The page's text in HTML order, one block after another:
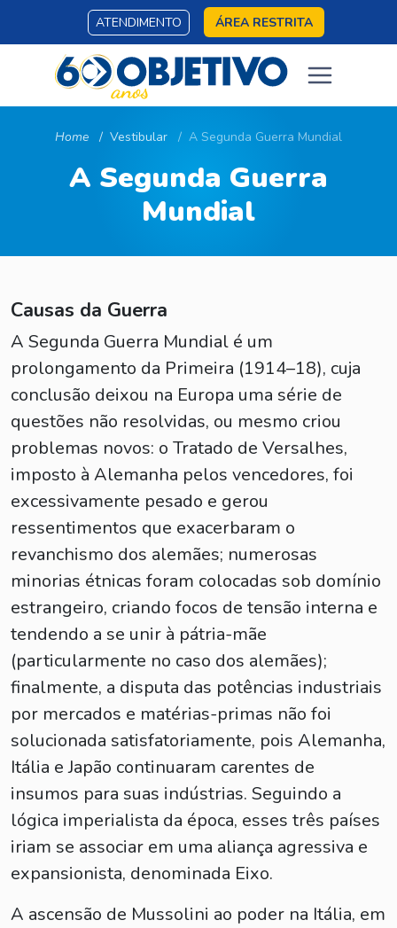
ATENDIMENTO ÁREA RESTRITA
Home Vestibular A Segunda Guerra Mundial
A Segunda Guerra
Mundial
Causas da Guerra
A Segunda Guerra Mundial é um
prolongamento da Primeira (1914–18), cuja
conclusão deixou na Europa uma série de
questões não resolvidas, ou mesmo criou
problemas novos: o Tratado de Versalhes,
imposto à Alemanha pelos vencedores, foi
excessivamente pesado e gerou
ressentimentos que exacerbaram o
revanchismo dos alemães; numerosas
minorias étnicas foram colocadas sob domínio
estrangeiro, criando focos de tensão interna e
tendendo a se unir à pátria-mãe
(particularmente no caso dos alemães);
finalmente, a disputa das potências industriais
por mercados e matérias-primas não foi
solucionada satisfatoriamente, pois Alemanha,
Itália e Japão continuaram carentes de
insumos para suas indústrias. Seguindo a
lógica imperialista da época, esses três países
iriam se associar em uma aliança agressiva e
expansionista, denominada Eixo.
A ascensão de Mussolini ao poder na Itália, em